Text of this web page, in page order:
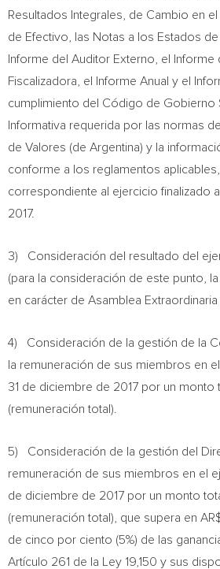
Resultados Integrales, de Cambio en
de Efectivo, las Notas a los Estados de
Informe del Auditor Externo, el Informe
Fiscalizadora, el Informe Anual y el
cumplimiento del Código de Gobierno
Informativa requerida por las normas
de Valores (de Argentina) y la
conforme a los reglamentos
correspondiente al ejercicio finalizado
2017.
3) Consideración del resultado del
(para la consideración de este punto,
en carácter de Asamblea Extraordinaria
4) Consideración de la gestión de la
la remuneración de sus miembros en
31 de diciembre de 2017 por un monto
(remuneración total).
5) Consideración de la gestión del
remuneración de sus miembros en el
de diciembre de 2017 por un monto
(remuneración total), que supera en
de cinco por ciento (5%) de las
Artículo 261 de la Ley 19,150 y sus